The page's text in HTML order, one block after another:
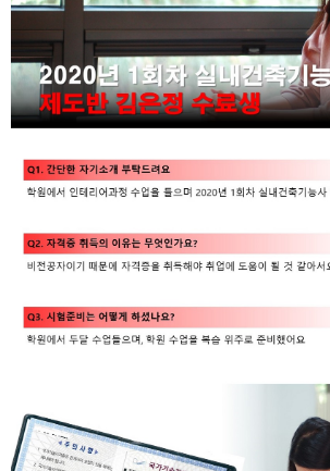
커뮤니티
취업패키지
취업지원센터